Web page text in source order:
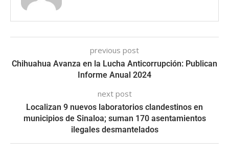
previous post
Chihuahua Avanza en la Lucha Anticorrupción: Publican
Informe Anual 2024
next post
Localizan 9 nuevos laboratorios clandestinos en
municipios de Sinaloa; suman 170 asentamientos
ilegales desmantelados